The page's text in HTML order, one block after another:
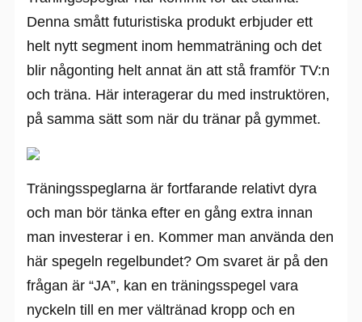
Denna smått futuristiska produkt erbjuder ett
helt nytt segment inom hemmaträning och det
blir någonting helt annat än att stå framför TV:n
och träna. Här interagerar du med instruktören,
på samma sätt som när du tränar på gymmet.
Träningsspeglarna är fortfarande relativt dyra
och man bör tänka efter en gång extra innan
man investerar i en. Kommer man använda den
här spegeln regelbundet? Om svaret är på den
frågan är “JA”, kan en träningsspegel vara
nyckeln till en mer vältränad kropp och en